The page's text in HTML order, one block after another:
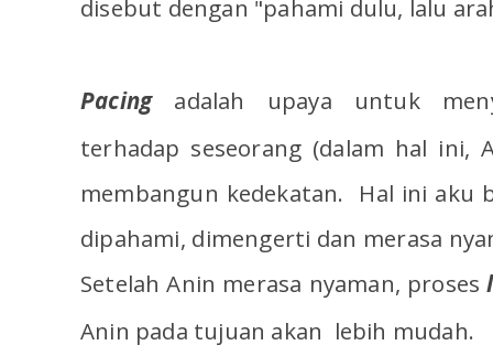
disebut dengan "pahami dulu, lalu
Pacingadalah upaya untuk
terhadap seseorang (dalam hal ini,
membangun kedekatan. Hal ini aku
dipahami, dimengerti dan merasa
Setelah Anin merasa nyaman, proses
Anin pada tujuan akan lebih mudah.